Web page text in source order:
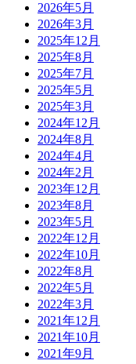
2026年5月
2026年3月
2025年12月
2025年8月
2025年7月
2025年5月
2025年3月
2024年12月
2024年8月
2024年4月
2024年2月
2023年12月
2023年8月
2023年5月
2022年12月
2022年10月
2022年8月
2022年5月
2022年3月
2021年12月
2021年10月
2021年9月